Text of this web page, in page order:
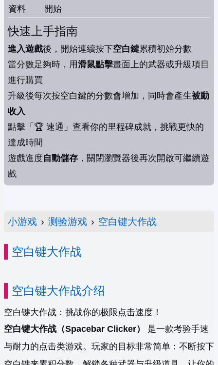
資料
開始
快速上手指南
進入遊戲後，開始連續按下空白鍵累積初始分數
當分數足夠時，用滑鼠點擊畫面上的武器或升級項目
進行購買
升級後每次按空白鍵的分數會增加，同時會產生被動
收入
點擊「🏆 速通」查看你的里程碑成就，挑戰更快的
達成時間
遊戲進度自動儲存 ，關閉瀏覽器後再次開啟可繼續遊
戲
小游戏 › 测验游戏 › 空白键大作战
空白键大作战
空白键大作战介绍
空白键大作战：挑战你的极限点击速度！
空白键大作战（Spacebar Clicker）
是一款考验手速
与耐力的点击类游戏。玩家的目标非常简单：不断按下